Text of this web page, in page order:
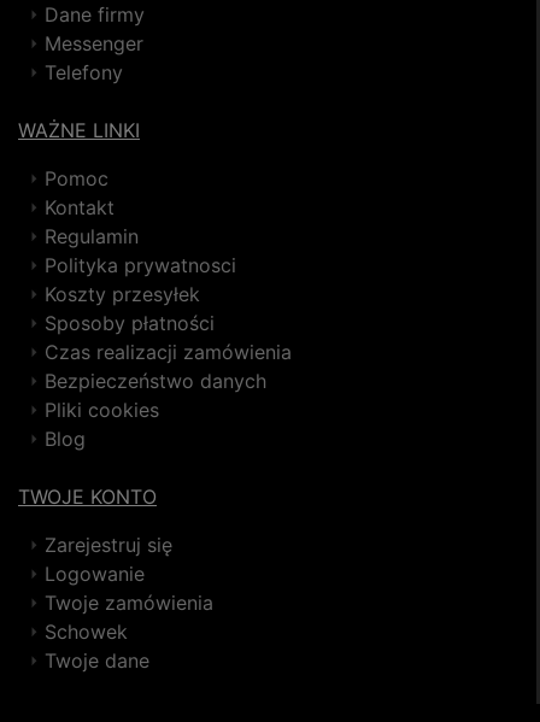
Dane firmy
Messenger
Telefony
WAŻNE LINKI
Pomoc
Kontakt
Regulamin
Polityka prywatnosci
Koszty przesyłek
Sposoby płatności
Czas realizacji zamówienia
Bezpieczeństwo danych
Pliki cookies
Blog
TWOJE KONTO
Zarejestruj się
Logowanie
Twoje zamówienia
Schowek
Twoje dane